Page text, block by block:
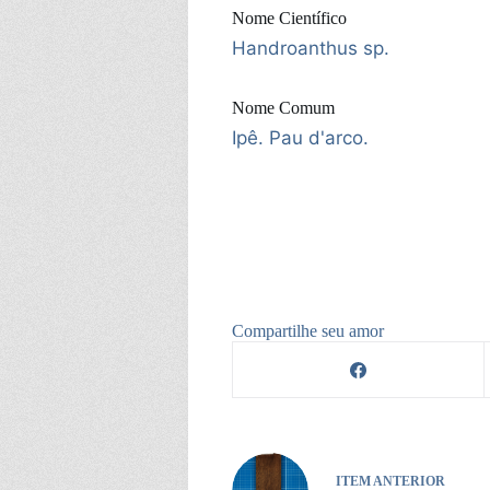
Nome Científico
Handroanthus sp.
Nome Comum
Ipê. Pau d'arco.
Compartilhe seu amor
ITEM ANTERIOR